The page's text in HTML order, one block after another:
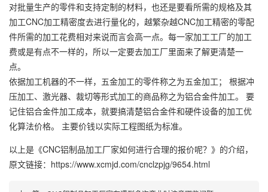
对批量生产的零件和支持定制的材料，也还是要看所需的规格及其
加工CNC加工精密度去进行量化的，越繁杂越CNC加工精密的零配
件所需的加工花费相对来说而言会高一点。每一家加工工厂的加工
费或是有点不一样的，所以一定要去加工厂里面来了解更清楚一
点。
依据加工机器的不一样，五金加工的零件称之为五金加工； 根据冲
压加工、激光器、裁切等形式加工的商品称之为铝合金件加工。 要
记住铝合金件加工成本，就要搞清楚铝合金件和硬件设备的加工优
化算法价格。 主要价钱以实际工程图纸为标准。
以上是 《CNC铝制品加工厂家如何进行合理的报价呢？》 的介绍，
原文链接： https://www.xcmjd.com/cnclzpjg/9654.html